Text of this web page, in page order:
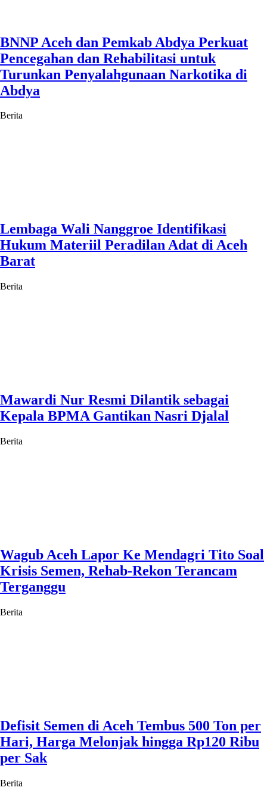
BNNP Aceh dan Pemkab Abdya Perkuat
Pencegahan dan Rehabilitasi untuk
Turunkan Penyalahgunaan Narkotika di
Abdya
Berita
Lembaga Wali Nanggroe Identifikasi
Hukum Materiil Peradilan Adat di Aceh
Barat
Berita
Mawardi Nur Resmi Dilantik sebagai
Kepala BPMA Gantikan Nasri Djalal
Berita
Wagub Aceh Lapor Ke Mendagri Tito Soal
Krisis Semen, Rehab-Rekon Terancam
Terganggu
Berita
Defisit Semen di Aceh Tembus 500 Ton per
Hari, Harga Melonjak hingga Rp120 Ribu
per Sak
Berita